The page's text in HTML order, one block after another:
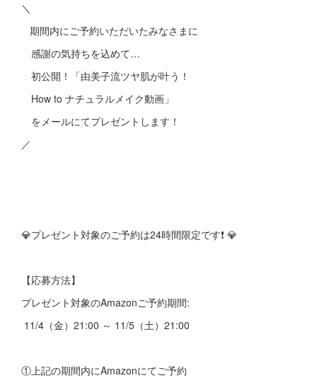
＼
期間内にご予約いただいたみなさまに
感謝の気持ちを込めて…
初公開！「由美子流ツヤ肌が叶う！
How to ナチュラルメイク動画」
をメールにてプレゼントします！
／
💎プレゼント対象のご予約は24時間限定です❗️ 💎
【応募方法】
プレゼント対象のAmazonご予約期間:
11/4（金）21:00 ～ 11/5（土）21:00
①上記の期間内にAmazonにてご予約